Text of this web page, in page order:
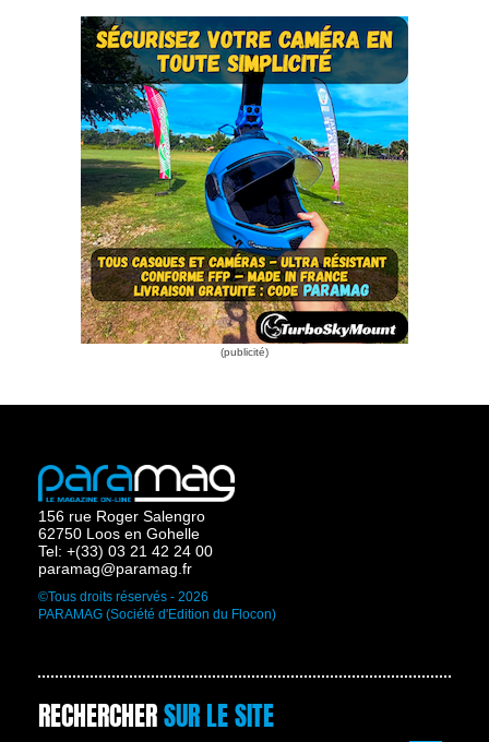
156 rue Roger Salengro
62750 Loos en Gohelle
Tel: +(33) 03 21 42 24 00
paramag@paramag.fr
©Tous droits réservés - 2026
PARAMAG (Société d'Edition du Flocon)
RECHERCHERSUR LE SITE